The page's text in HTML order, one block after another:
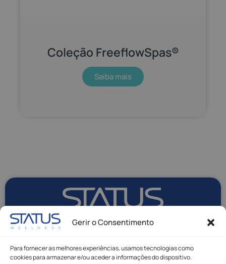
Gerir o Consentimento
Para fornecer as melhores experiências, usamos tecnologias como
cookies para armazenar e/ou aceder a informações do dispositivo.
Coleção FreeflowSpas®
Saiba mais